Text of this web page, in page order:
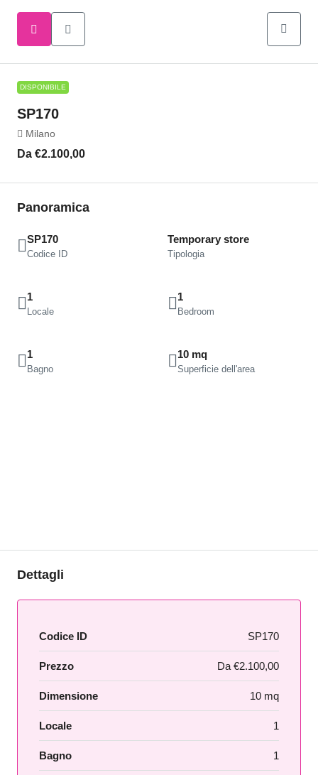
DISPONIBILE
SP170
Milano
Da €2.100,00
Panoramica
SP170
Codice ID
Temporary store
Tipologia
1
Locale
1
Bedroom
1
Bagno
10 mq
Superficie dell'area
Dettagli
Codice ID SP170
Prezzo Da €2.100,00
Dimensione 10 mq
Locale 1
Bagno 1